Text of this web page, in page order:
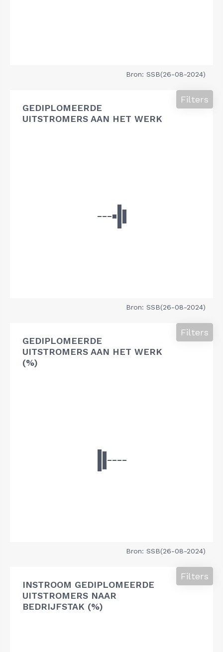
Bron: SSB(26-08-2024)
GEDIPLOMEERDE
UITSTROMERS AAN HET WERK
Filters
Bron: SSB(26-08-2024)
GEDIPLOMEERDE
UITSTROMERS AAN HET WERK
(%)
Filters
Bron: SSB(26-08-2024)
INSTROOM GEDIPLOMEERDE
UITSTROMERS NAAR
BEDRIJFSTAK (%)
Filters